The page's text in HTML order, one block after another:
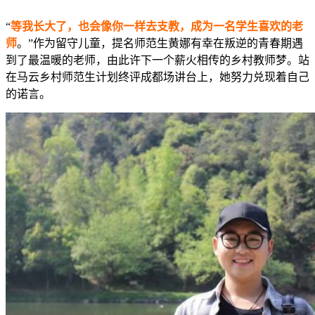
“等我长大了，也会像你一样去支教，成为一名学生喜欢的老
师。”作为留守儿童，提名师范生黄娜有幸在叛逆的青春期遇
到了最温暖的老师，由此许下一个薪火相传的乡村教师梦。站
在马云乡村师范生计划终评成都场讲台上，她努力兑现着自己
的诺言。